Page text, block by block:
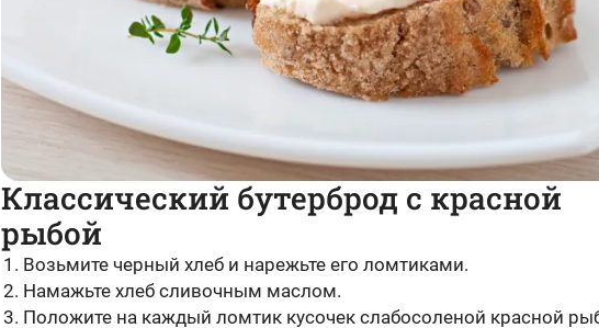
Классический бутерброд с красной
рыбой
Возьмите черный хлеб и нарежьте его ломтиками.
Намажьте хлеб сливочным маслом.
Положите на каждый ломтик кусочек слабосоленой красной